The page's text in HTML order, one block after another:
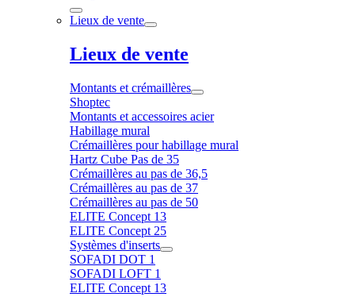
Lieux de vente
Lieux de vente
Montants et crémaillères
Shoptec
Montants et accessoires acier
Habillage mural
Crémaillères pour habillage mural
Hartz Cube Pas de 35
Crémaillères au pas de 36,5
Crémaillères au pas de 37
Crémaillères au pas de 50
ELITE Concept 13
ELITE Concept 25
Systèmes d'inserts
SOFADI DOT 1
SOFADI LOFT 1
ELITE Concept 13